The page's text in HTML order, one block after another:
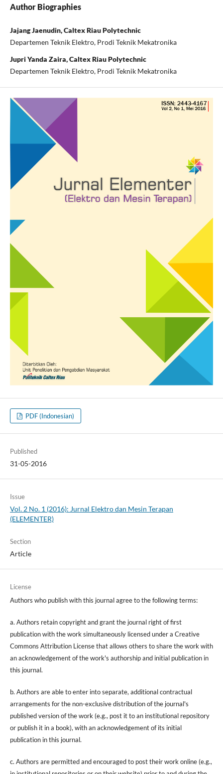
Author Biographies
Jajang Jaenudin, Caltex Riau Polytechnic
Departemen Teknik Elektro, Prodi Teknik Mekatronika
Jupri Yanda Zaira, Caltex Riau Polytechnic
Departemen Teknik Elektro, Prodi Teknik Mekatronika
PDF (Indonesian)
Published
31-05-2016
Issue
Vol. 2 No. 1 (2016): Jurnal Elektro dan Mesin Terapan
(ELEMENTER)
Section
Article
License
Authors who publish with this journal agree to the following terms:
a. Authors retain copyright and grant the journal right of first
publication with the work simultaneously licensed under a Creative
Commons Attribution License that allows others to share the work with
an acknowledgement of the work's authorship and initial publication in
this journal.
b. Authors are able to enter into separate, additional contractual
arrangements for the non-exclusive distribution of the journal's
published version of the work (e.g., post it to an institutional repository
or publish it in a book), with an acknowledgement of its initial
publication in this journal.
c. Authors are permitted and encouraged to post their work online (e.g.,